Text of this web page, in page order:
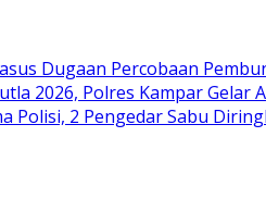
Dugaan Percobaan
2026, Polres Kampar
Polisi, 2 Pengedar Sabu